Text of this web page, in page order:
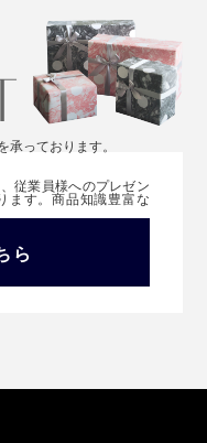
っております。
従業員様へのプレゼン
ます。商品知識豊富な
ら